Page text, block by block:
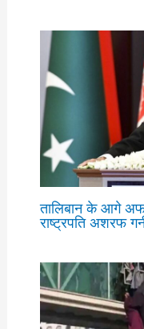
तालिबान के आगे
राष्ट्रपति अशरफ